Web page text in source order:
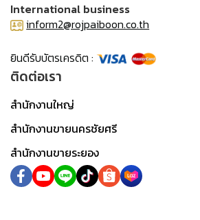
International business
inform2@rojpaiboon.co.th
ยินดีรับบัตรเครดิต :
ติดต่อเรา
สำนักงานใหญ่
สำนักงานขายนครชัยศรี
สำนักงานขายระยอง